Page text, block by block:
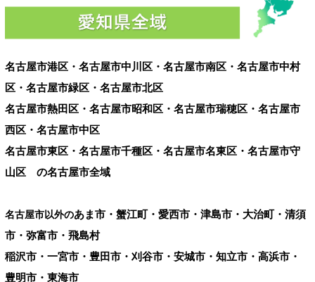
名古屋市港区・名古屋市中川区・名古屋市南区・名古屋市中村
区・名古屋市緑区・名古屋市北区
名古屋市熱田区・名古屋市昭和区・名古屋市瑞穂区・名古屋市
西区・名古屋市中区
名古屋市東区・名古屋市千種区・名古屋市名東区・名古屋市守
山区 の名古屋市全域
名古屋市以外のあま市・蟹江町・愛西市・津島市・大治町・清須
市・弥富市・飛島村
稲沢市・一宮市・豊田市・刈谷市・安城市・知立市・高浜市・
豊明市・東海市